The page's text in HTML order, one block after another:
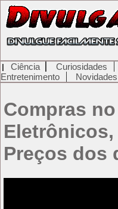
Ciência Curiosidades
Entretenimento
Novidades
Compras
Preços dos